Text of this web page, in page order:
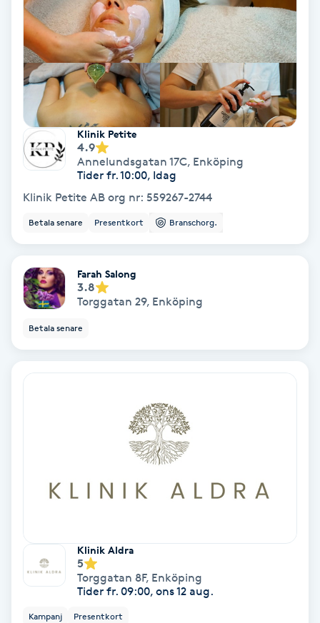
Eyeliner-tatuering
Face framing
Faceliftmassage
Fet hårbotten
Fettreducering
Fibromassage
Fillers
Fotmassage
Fransborttagning
Fransförlängning
Klinik Petite
4.9
Annelundsgatan 17C, Enköping
Tider fr. 10:00, Idag
Klinik Petite AB org nr: 559267-2744
Betala senare Presentkort Branschorg.
Farah Salong
3.8
Torggatan 29, Enköping
Betala senare
Klinik Aldra
5
Torggatan 8F, Enköping
Tider fr. 09:00, ons 12 aug.
Kampanj Presentkort